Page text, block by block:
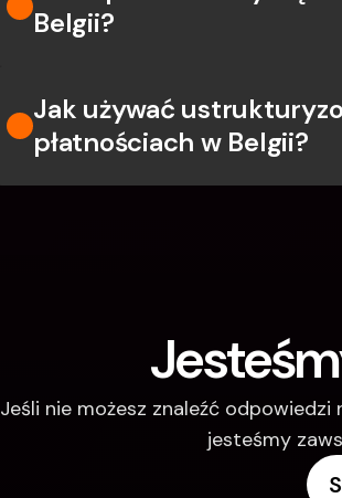
Belgii?
Jak używać
płatnościach w Belgii?
Jeśli nie możesz znaleźć
jesteśmy